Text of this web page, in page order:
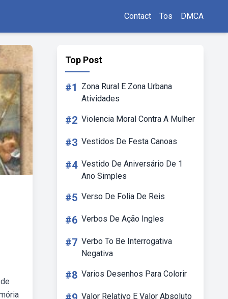
Contact Tos DMCA
Top Post
#1
Zona Rural E Zona Urbana
Atividades
#2 Violencia Moral Contra A Mulher
#3 Vestidos De Festa Canoas
#4 Vestido De Aniversário De 1
Ano Simples
#5 Verso De Folia De Reis
#6 Verbos De Ação Ingles
#7 Verbo To Be Interrogativa
Negativa
#8 Varios Desenhos Para Colorir
Valor Relativo E Valor Absoluto